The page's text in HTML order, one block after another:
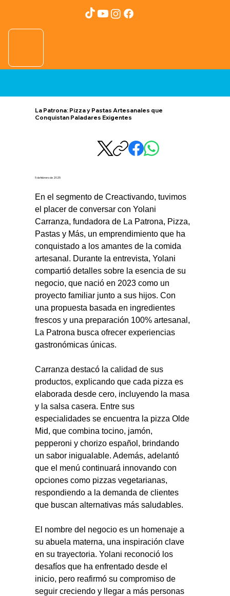
La Patrona: Pizza y Pastas Artesanales que
Conquistan Paladares Exigentes
5 de febrero de 2025
En el segmento de Creactivando, tuvimos
el placer de conversar con Yolani
Carranza, fundadora de La Patrona, Pizza,
Pastas y Más, un emprendimiento que ha
conquistado a los amantes de la comida
artesanal. Durante la entrevista, Yolani
compartió detalles sobre la esencia de su
negocio, que nació en 2023 como un
proyecto familiar junto a sus hijos. Con
una propuesta basada en ingredientes
frescos y una preparación 100% artesanal,
La Patrona busca ofrecer experiencias
gastronómicas únicas.
Carranza destacó la calidad de sus
productos, explicando que cada pizza es
elaborada desde cero, incluyendo la masa
y la salsa casera. Entre sus
especialidades se encuentra la pizza Olde
Mid, que combina tocino, jamón,
pepperoni y chorizo español, brindando
un sabor inigualable. Además, adelantó
que el menú continuará innovando con
opciones como pizzas vegetarianas,
respondiendo a la demanda de clientes
que buscan alternativas más saludables.
El nombre del negocio es un homenaje a
su abuela materna, una inspiración clave
en su trayectoria. Yolani reconoció los
desafíos que ha enfrentado desde el
inicio, pero reafirmó su compromiso de
seguir creciendo y llegar a más personas